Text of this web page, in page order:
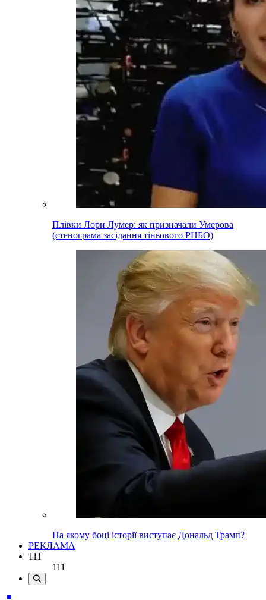
Плівки Лори Лумер: як призначали Умерова
(стенограма засідання тіньового РНБО)
На якому боці історії виступає Дональд Трамп?
РЕКЛАМА
111
111